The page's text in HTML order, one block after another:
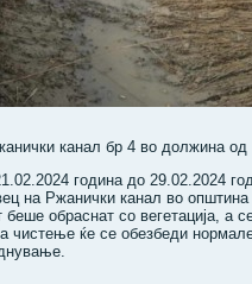
канал бр 4 во должина од
година до 29.02.2024
на Ржанички канал во
обраснат со вегетација, а
чистење ќе се обезбеди